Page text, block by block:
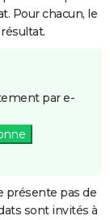
Pour chacun, le
par e-
présente pas de
sont invités à